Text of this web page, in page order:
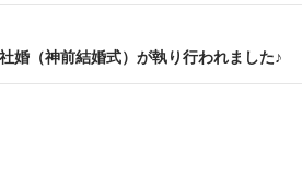
婚（神前結婚式）が執り行われました♪